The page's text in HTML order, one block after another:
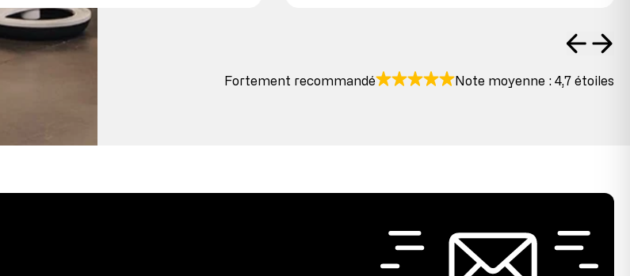
Fortement recommandé Note moyenne : 4,7 étoiles